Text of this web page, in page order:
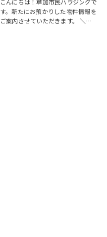
こんにちは！草加市民ハウジングで
す。新たにお預かりした物件情報を
ご案内させていただきます。 ＼弊